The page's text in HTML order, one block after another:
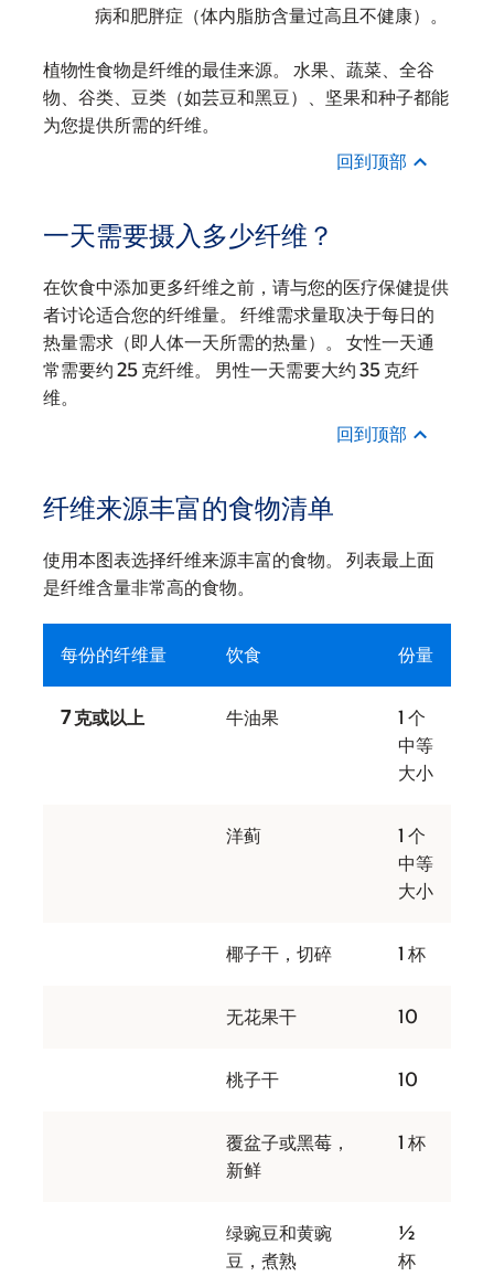
病和肥胖症（体内脂肪含量过高且不健康）。
植物性食物是纤维的最佳来源。 水果、蔬菜、全谷
物、谷类、豆类（如芸豆和黑豆）、坚果和种子都能
为您提供所需的纤维。
回到顶部
一天需要摄入多少纤维？
在饮食中添加更多纤维之前，请与您的医疗保健提供
者讨论适合您的纤维量。 纤维需求量取决于每日的
热量需求（即人体一天所需的热量）。 女性一天通
常需要约 25 克纤维。 男性一天需要大约 35 克纤
维。
回到顶部
纤维来源丰富的食物清单
使用本图表选择纤维来源丰富的食物。 列表最上面
是纤维含量非常高的食物。
每份的纤维量 饮食 份量
7 克或以上 牛油果
1 个
中等
大小
洋蓟
1 个
中等
大小
椰子干，切碎 1 杯
无花果干 10
桃子干 10
覆盆子或黑莓，
新鲜
1 杯
绿豌豆和黄豌
豆，煮熟
½
杯